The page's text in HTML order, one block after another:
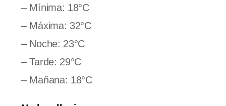
– Mínima: 18°C
– Máxima: 32°C
– Noche: 23°C
– Tarde: 29°C
– Mañana: 18°C